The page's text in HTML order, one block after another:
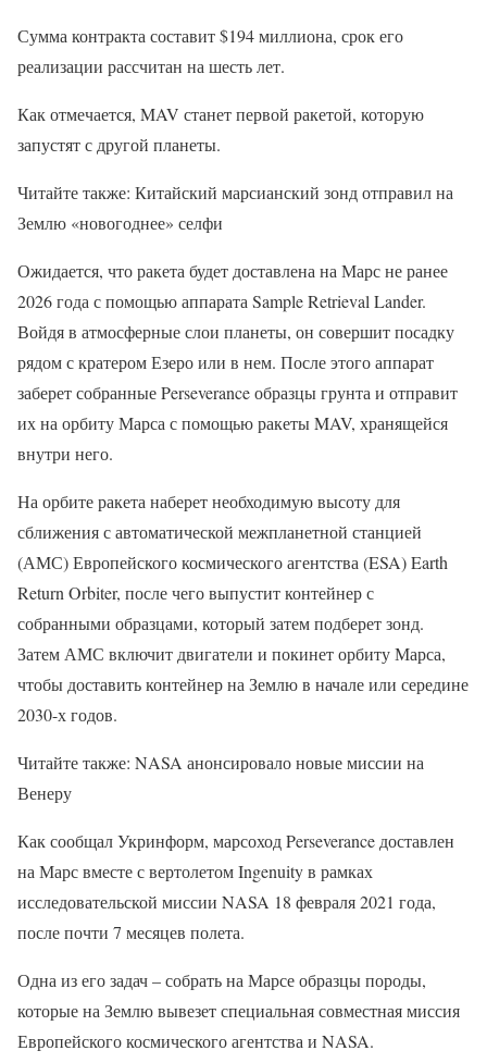
Сумма контракта составит $194 миллиона, срок его
реализации рассчитан на шесть лет.
Как отмечается, MAV станет первой ракетой, которую
запустят с другой планеты.
Читайте также: Китайский марсианский зонд отправил на
Землю «новогоднее» селфи
Ожидается, что ракета будет доставлена ​​на Марс не ранее
2026 года с помощью аппарата Sample Retrieval Lander.
Войдя в атмосферные слои планеты, он совершит посадку
рядом с кратером Езеро или в нем. После этого аппарат
заберет собранные Perseverance образцы грунта и отправит
их на орбиту Марса с помощью ракеты MAV, хранящейся
внутри него.
На орбите ракета наберет необходимую высоту для
сближения с автоматической межпланетной станцией
(АМС) Европейского космического агентства (ESA) Earth
Return Orbiter, после чего выпустит контейнер с
собранными образцами, который затем подберет зонд.
Затем АМС включит двигатели и покинет орбиту Марса,
чтобы доставить контейнер на Землю в начале или середине
2030-х годов.
Читайте также: NASA анонсировало новые миссии на
Венеру
Как сообщал Укринформ, марсоход Perseverance доставлен
на Марс вместе с вертолетом Ingenuity в рамках
исследовательской миссии NASA 18 февраля 2021 года,
после почти 7 месяцев полета.
Одна из его задач – собрать на Марсе образцы породы,
которые на Землю вывезет специальная совместная миссия
Европейского космического агентства и NASA.